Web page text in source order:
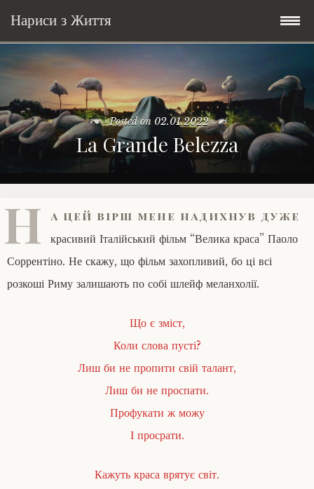
Нариси з Життя
Skip
content
У країні соло
Велосипедні історії у країні
Історії з Бразилії
Соло автостоп
Мандри
Соціальне
Бути жінкою
Екологія
Освіта і виховання
Війна
Всякого по трохи
Зламана рука
Поезія
Мої творіння
Книги
Posts in English
poetry
My Speeches/Мої промови
Home/Додомцю
Posted on 02.01.2022
La Grande Belezza
Н а цей вірш мене надихнув дуже
красивий Італійський фільм “Велика краса” Паоло
Соррентіно. Не скажу, що фільм захопливий, бо ці всі
розкоші Риму залишають по собі шлейф меланхолії.
Що є зміст,
Коли слова пусті?
Лиш би не пропити свій талант,
Лиш би не проспати.
Профукати ж можу
І просрати.
Кажуть краса врятує світ.